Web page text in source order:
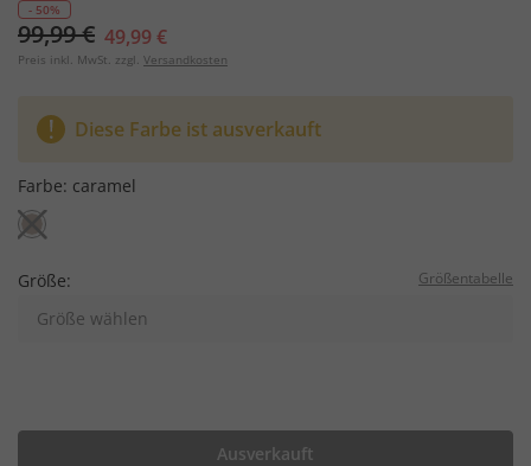
- 50%
99,99 € 49,99 €
Preis inkl. MwSt. zzgl. Versandkosten
Diese Farbe ist ausverkauft
Farbe: caramel
Größe: Größentabelle
Größe wählen
Ausverkauft